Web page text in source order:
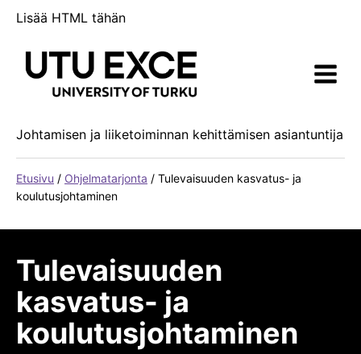
Siirry
Lisää HTML tähän
Johtamisen ja liiketoiminnan kehittämisen asiantuntija
Etusivu / Ohjelmatarjonta / Tulevaisuuden kasvatus- ja
koulutusjohtaminen
Tulevaisuuden
kasvatus- ja
koulutusjohtaminen